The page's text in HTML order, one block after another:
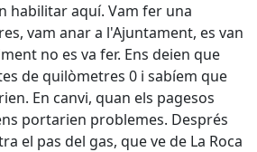
habilitar aquí. Vam fer una
vam anar a l'Ajuntament, es van
no es va fer. Ens deien que
de quilòmetres 0 i sabíem que
En canvi, quan els pagesos
portarien problemes. Després
el pas del gas, que ve de La Roca